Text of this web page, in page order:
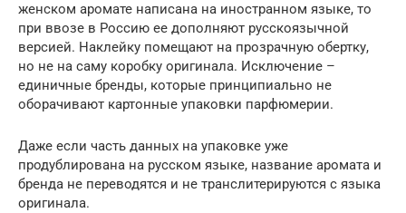
женском аромате написана на иностранном языке, то
при ввозе в Россию ее дополняют русскоязычной
версией. Наклейку помещают на прозрачную обертку,
но не на саму коробку оригинала. Исключение –
единичные бренды, которые принципиально не
оборачивают картонные упаковки парфюмерии.
Даже если часть данных на упаковке уже
продублирована на русском языке, название аромата и
бренда не переводятся и не транслитерируются с языка
оригинала.